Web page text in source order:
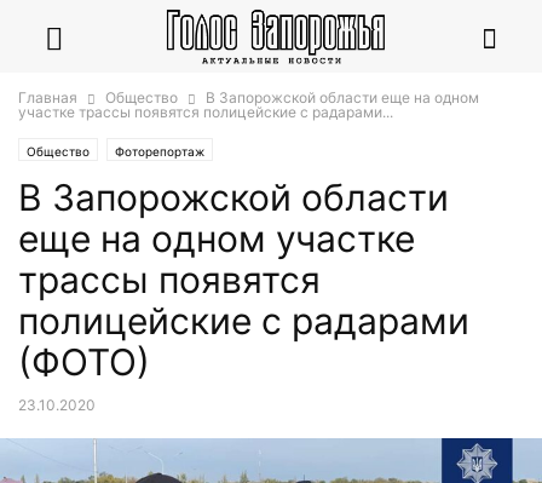
Главная Общество
В Запорожской области еще на одном
участке трассы появятся полицейские с радарами...
Общество Фоторепортаж
В Запорожской области
еще на одном участке
трассы появятся
полицейские с радарами
(ФОТО)
23.10.2020